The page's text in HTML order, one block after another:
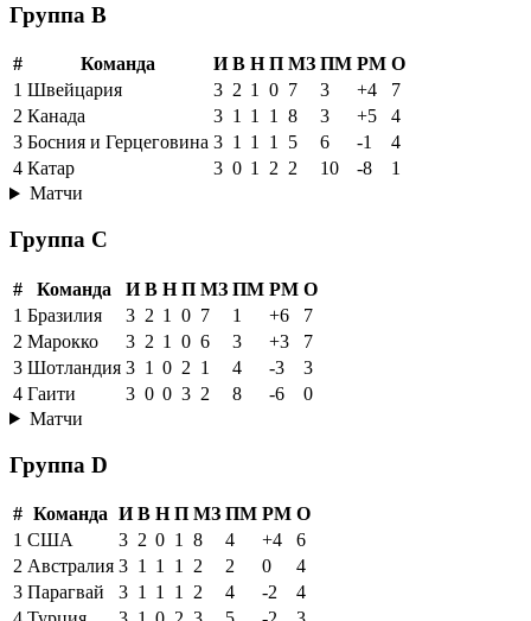
Группа B
# Команда И В Н П МЗ ПМ РМ О
1 Швейцария 3 2 1 0 7 3 +4
7
2 Канада 3 1 1 1 8 3 +5
4
3 Босния и Герцеговина 3 1 1 1 5 6 -1
4
4 Катар 3 0 1 2 2 10 -8
1
Матчи
Группа C
# Команда И В Н П МЗ ПМ РМ О
1 Бразилия 3 2 1 0 7 1 +6
7
2 Марокко 3 2 1 0 6 3 +3
7
3 Шотландия 3 1 0 2 1 4 -3
3
4 Гаити 3 0 0 3 2 8 -6
0
Матчи
Группа D
# Команда И В Н П МЗ ПМ РМ О
1 США 3 2 0 1 8 4 +4
6
2 Австралия 3 1 1 1 2 2 0
4
3 Парагвай 3 1 1 1 2 4 -2
4